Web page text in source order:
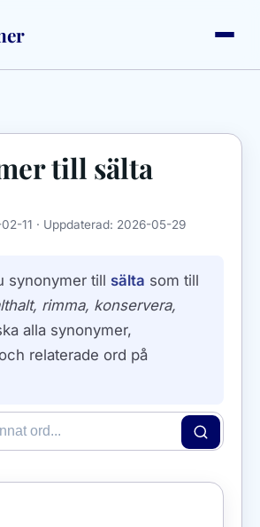
till sälta
11 · Uppdaterad: 2026-05-29
synonymer till sälta som till
rimma, konservera,
alla synonymer,
relaterade ord på